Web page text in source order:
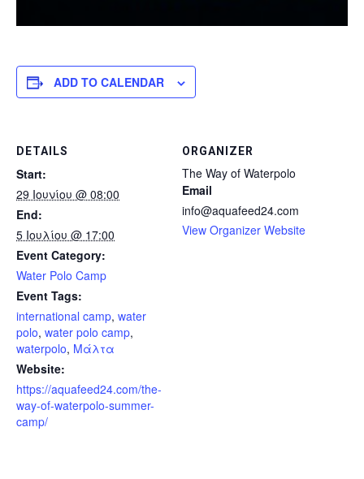
ADD TO CALENDAR
DETAILS
Start:
29 Ιουνίου @ 08:00
End:
5 Ιουλίου @ 17:00
Event Category:
Water Polo Camp
Event Tags:
international camp, water
polo, water polo camp,
waterpolo, Μάλτα
Website:
https://aquafeed24.com/the-
way-of-waterpolo-summer-
camp/
ORGANIZER
The Way of Waterpolo
Email
info@aquafeed24.com
View Organizer Website